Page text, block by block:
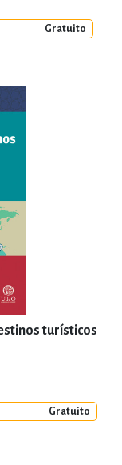
Gratuito
turísticos
Gratuito